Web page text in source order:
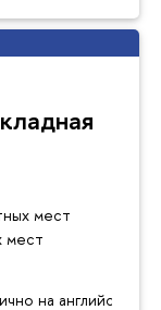
мест
мест
на английском